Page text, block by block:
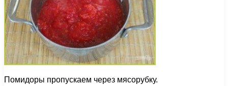
Помидоры пропускаем через мясорубку.